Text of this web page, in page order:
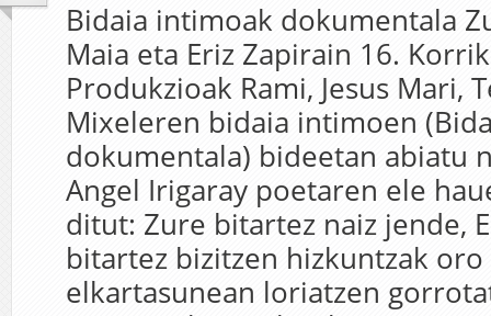
Bidaia intimoak dokumentala
Maia eta Eriz Zapirain 16.
Produkzioak Rami, Jesus Mari,
Mixeleren bidaia intimoen
dokumentala) bideetan abiatu
Angel Irigaray poetaren ele
ditut: Zure bitartez naiz jende,
bitartez bizitzen hizkuntzak
elkartasunean loriatzen